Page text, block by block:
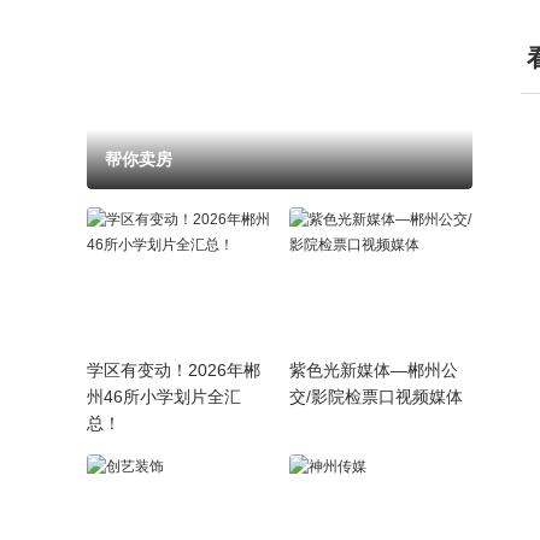
帮你卖房
学区有变动！2026年郴
州46所小学划片全汇
总！
紫色光新媒体—郴州公
交/影院检票口视频媒体